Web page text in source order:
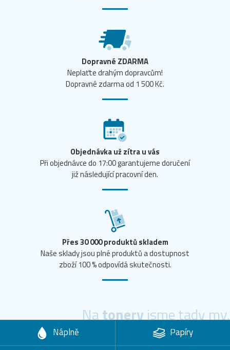
Dopravné ZDARMA
Neplaťte drahým dopravcům!
Dopravné zdarma od 1 500 Kč.
Objednávka už zítra u vás
Při objednávce do 17:00 garantujeme doručení
již následující pracovní den.
Přes 30 000 produktů skladem
Naše sklady jsou plné produktů a dostupnost
zboží 100 % odpovídá skutečnosti.
Natoneryjsme tady my.
Náplně
Papíry